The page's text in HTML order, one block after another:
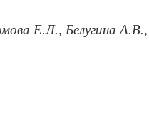
Е.Л., Белугина